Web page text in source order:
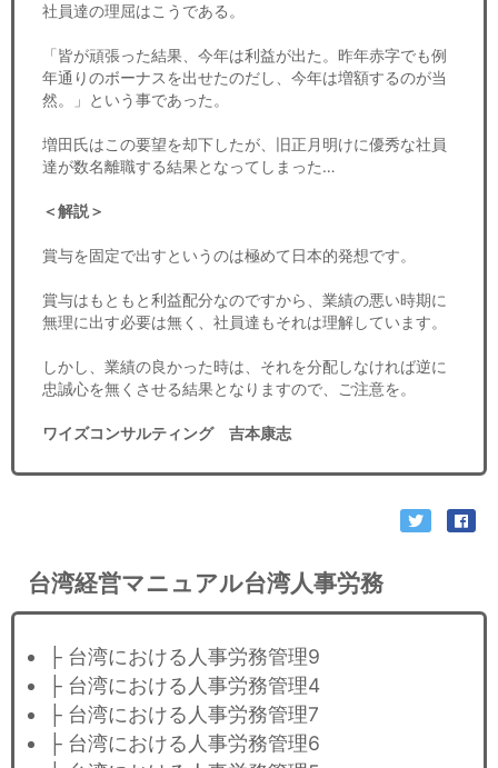
社員達の理屈はこうである。
「皆が頑張った結果、今年は利益が出た。昨年赤字でも例
年通りのボーナスを出せたのだし、今年は増額するのが当
然。」という事であった。
増田氏はこの要望を却下したが、旧正月明けに優秀な社員
達が数名離職する結果となってしまった…
＜解説＞
賞与を固定で出すというのは極めて日本的発想です。
賞与はもともと利益配分なのですから、業績の悪い時期に
無理に出す必要は無く、社員達もそれは理解しています。
しかし、業績の良かった時は、それを分配しなければ逆に
忠誠心を無くさせる結果となりますので、ご注意を。
ワイズコンサルティング 吉本康志
台湾経営マニュアル台湾人事労務
├ 台湾における人事労務管理9
├ 台湾における人事労務管理4
├ 台湾における人事労務管理7
├ 台湾における人事労務管理6